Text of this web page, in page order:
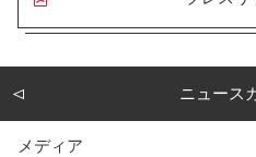
ニュース
メディア